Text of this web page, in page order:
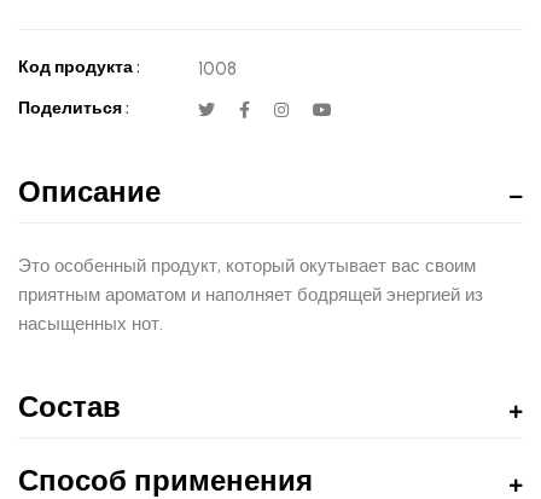
Код продукта : 1008
Поделиться :
Описание
Это особенный продукт, который окутывает вас своим
приятным ароматом и наполняет бодрящей энергией из
насыщенных нот.
Состав
Способ применения